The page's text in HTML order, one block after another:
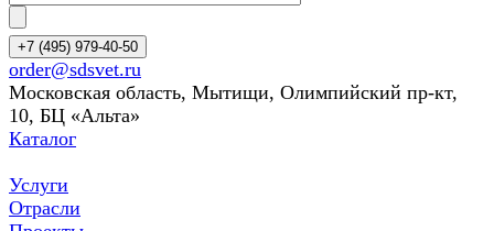
+7 (495) 979-40-50
order@sdsvet.ru
Московская область, Мытищи, Олимпийский пр-кт,
10, БЦ «Альта»
Каталог
Услуги
Отрасли